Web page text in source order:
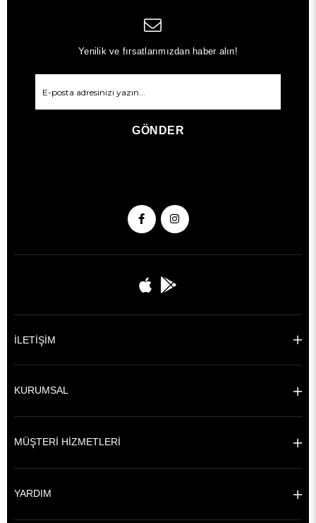
Yenilik ve fırsatlarımızdan haber alın!
GÖNDER
İLETİŞİM
KURUMSAL
MÜŞTERİ HİZMETLERİ
YARDIM